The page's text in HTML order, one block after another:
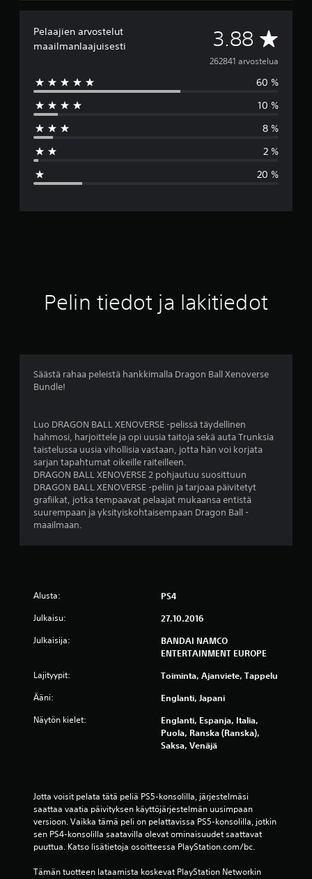
Pelaajien arvostelut
maailmanlaajuisesti
3.88 K
e
s
k
a
v
.
t
t
i
s
t
(
8
4
262841 arvostelua
60 %
10 %
8 %
2 %
20 %
Pelin tiedot ja lakitiedot
Säästä rahaa peleistä hankkimalla Dragon Ball Xenoverse
Bundle!
Luo DRAGON BALL XENOVERSE -pelissä täydellinen
hahmosi, harjoittele ja opi uusia taitoja sekä auta Trunksia
taistelussa uusia vihollisia vastaan, jotta hän voi korjata
sarjan tapahtumat oikeille raiteilleen.
DRAGON BALL XENOVERSE 2 pohjautuu suosittuun
DRAGON BALL XENOVERSE -peliin ja tarjoaa päivitetyt
grafiikat, jotka tempaavat pelaajat mukaansa entistä
suurempaan ja yksityiskohtaisempaan Dragon Ball -
maailmaan.
Alusta: PS4
Julkaisu: 27.10.2016
Julkaisija:
BANDAI NAMCO
ENTERTAINMENT EUROPE
Lajityypit: Toiminta, Ajanviete, Tappelu
Ääni: Englanti, Japani
Näytön kielet:
Englanti, Espanja, Italia,
Puola, Ranska (Ranska),
Saksa, Venäjä
Jotta voisit pelata tätä peliä PS5-konsolilla, järjestelmäsi
saattaa vaatia päivityksen käyttöjärjestelmän uusimpaan
versioon. Vaikka tämä peli on pelattavissa PS5-konsolilla, jotkin
sen PS4-konsolilla saatavilla olevat ominaisuudet saattavat
puuttua. Katso lisätietoja osoitteessa PlayStation.com/bc.
Tämän tuotteen lataamista koskevat PlayStation Networkin